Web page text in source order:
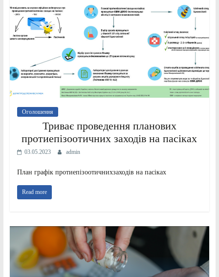
Оголошення
Триває проведення планових
протиепізоотичних заходів на пасіках
03.05.2023 admin
План графік протиепізоотичнихзаходів на пасіках
Read more